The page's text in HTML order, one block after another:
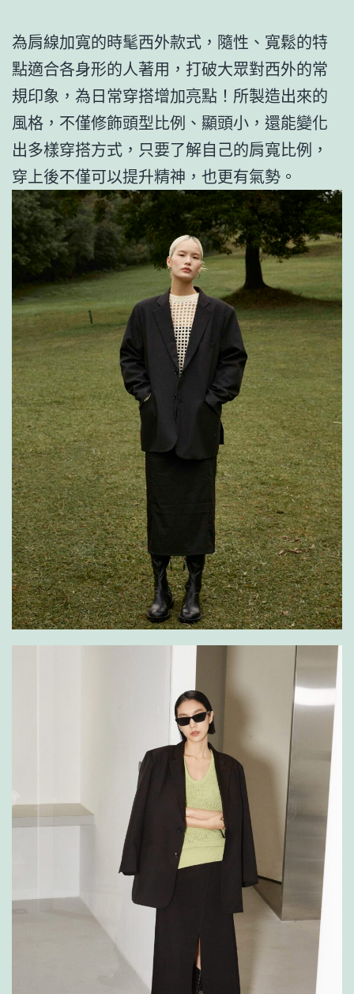
為肩線加寬的時髦西外款式，隨性、寬鬆的特
點適合各身形的人著用，打破大眾對西外的常
規印象，為日常穿搭增加亮點！所製造出來的
風格，不僅修飾頭型比例、顯頭小，還能變化
出多樣穿搭方式，只要了解自己的肩寬比例，
穿上後不僅可以提升精神​，也更有氣勢。